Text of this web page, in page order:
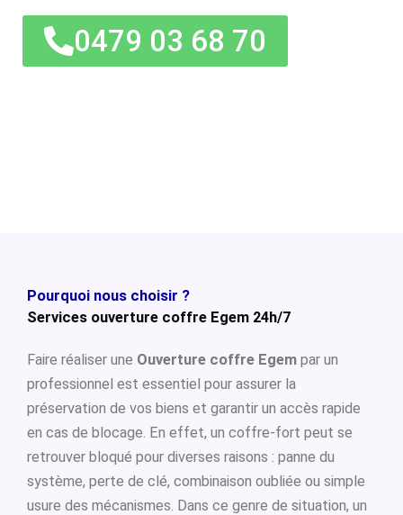
0479 03 68 70
Pourquoi nous choisir ?
Services ouverture coffre Egem 24h/7
Faire réaliser une Ouverture coffre Egem par un
professionnel est essentiel pour assurer la
préservation de vos biens et garantir un accès rapide
en cas de blocage. En effet, un coffre-fort peut se
retrouver bloqué pour diverses raisons : panne du
système, perte de clé, combinaison oubliée ou simple
usure des mécanismes. Dans ce genre de situation, un